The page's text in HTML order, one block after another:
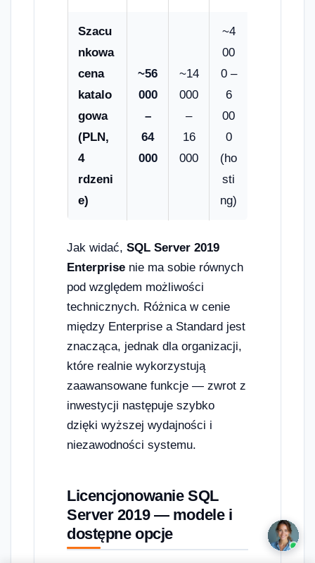
Szacu
nkowa
cena
katalo
gowa
(PLN,
4
rdzeni
e)
~56
000
–
64
000
~14
000
–
16
000
~4
00
0 –
6
00
0
(ho
sti
ng)
Jak widać, SQL Server 2019
Enterprise nie ma sobie równych
pod względem możliwości
technicznych. Różnica w cenie
między Enterprise a Standard jest
znacząca, jednak dla organizacji,
które realnie wykorzystują
zaawansowane funkcje — zwrot z
inwestycji następuje szybko
dzięki wyższej wydajności i
niezawodności systemu.
Licencjonowanie SQL
Server 2019 — modele i
dostępne opcje